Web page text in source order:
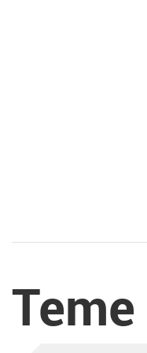
izmed
Blišč in
Teme